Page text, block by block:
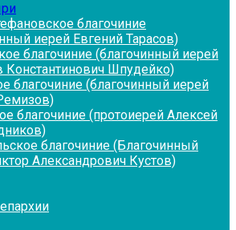
благочиние
иерей Евгений Тарасов)
благочиние (благочинный иерей
Константинович Шпудейко)
благочиние (благочинный иерей
благочиние (протоиерей Алексей
благочиние (Благочинный
Александрович Кустов)